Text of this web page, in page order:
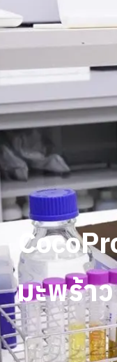
มะพร้า
ใหม่เ